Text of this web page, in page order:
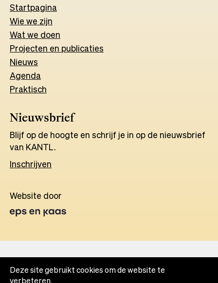
Startpagina
Wie we zijn
Wat we doen
Projecten en publicaties
Nieuws
Agenda
Praktisch
Nieuwsbrief
Blijf op de hoogte en schrijf je in op de nieuwsbrief
van KANTL.
Inschrijven
Website door
in
tab
Deze site gebruikt cookies om de website te